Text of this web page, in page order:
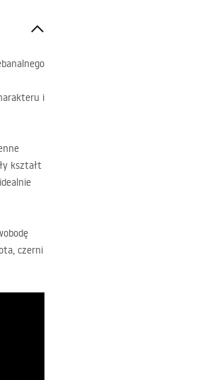
i
kształt
czerni